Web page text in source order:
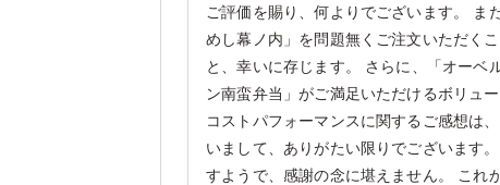
ご評価を賜り、何よりでございます。 ま
めし幕ノ内」を問題無くご注文いただく
と、幸いに存じます。 さらに、「オーベ
ン南蛮弁当」がご満足いただけるボリュ
コストパフォーマンスに関するご感想は
いまして、ありがたい限りでございます
すようで、感謝の念に堪えません。 これ